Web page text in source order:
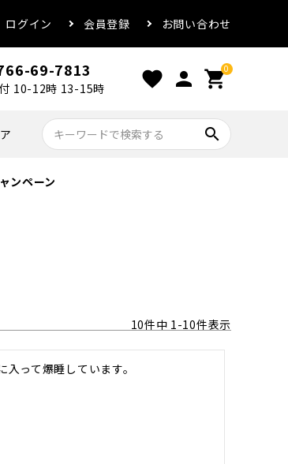
ログイン 会員登録 お問い合わせ
69-7813
10-12時 13-15時 favorite person 0
shopping_cart
search
ンペーン
10件中 1-10件表示
って爆睡しています。